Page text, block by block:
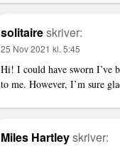
solitaireskriver:
25 Nov 2021 kl. 5:45
Hi! I could have sworn I’ve
to me. However, I’m sure
Miles Hartleyskriver: